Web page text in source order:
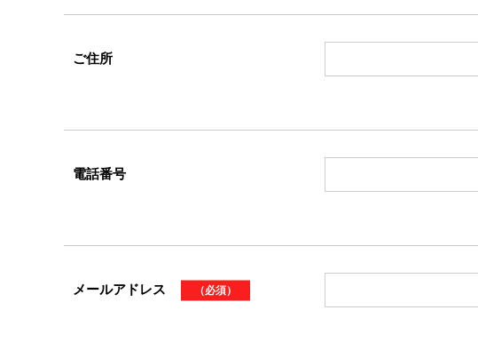
ご住所
電話番号
メールアドレス （必須）